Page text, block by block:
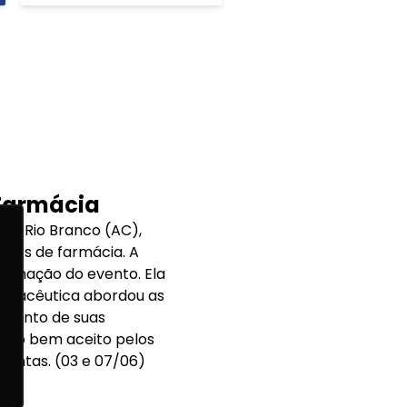
Rio Branco (AC),
de farmácia. A
do evento. Ela
abordou as
de suas
bem aceito pelos
(03 e 07/06)